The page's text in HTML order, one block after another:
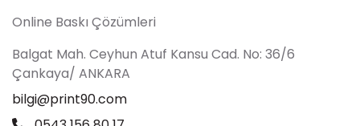
Online Baskı Çözümleri
Balgat Mah. Ceyhun Atuf Kansu Cad. No: 36/6
Çankaya/ ANKARA
bilgi@print90.com